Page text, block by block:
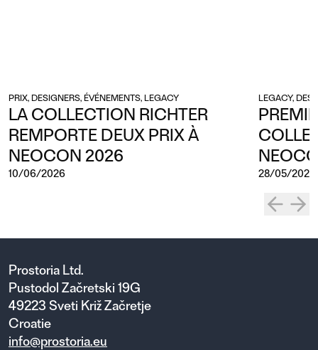
PRIX, DESIGNERS, ÉVÉNEMENTS, LEGACY
LA COLLECTION RICHTER
REMPORTE DEUX PRIX À
NEOCON 2026
10/06/2026
LEGACY,
28/05/2026
Prostoria Ltd.
Pustodol Začretski 19G
49223 Sveti Križ Začretje
Croatie
info@prostoria.eu